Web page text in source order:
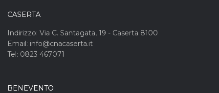
CASERTA
Indirizzo: Via C. Santagata, 19 - Caserta 8100
Email: info@cnacaserta.it
Tel: 0823 467071
BENEVENTO